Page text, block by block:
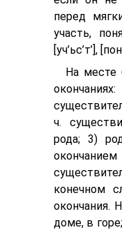
перед
участь,
[уч’ьс’т’],
На месте
ч.
рода; 3)
конечном
окончания.
доме, в